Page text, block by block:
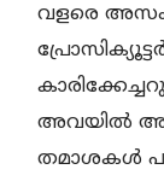
വളരെ
അവയിൽ
തമാശകൾ